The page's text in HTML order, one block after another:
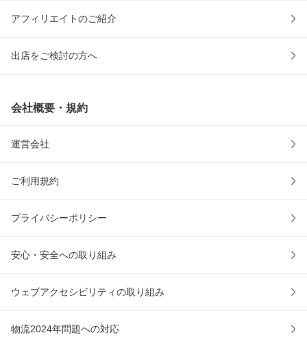
アフィリエイトのご紹介
出店をご検討の方へ
会社概要・規約
運営会社
ご利用規約
プライバシーポリシー
安心・安全への取り組み
ウェブアクセシビリティの取り組み
物流2024年問題への対応